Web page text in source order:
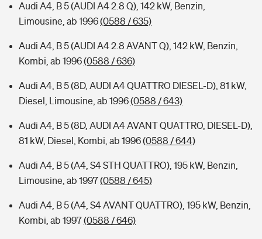
Audi A4, B 5 (AUDI A4 2.8 Q), 142 kW, Benzin,
Limousine, ab 1996(0588 / 635)
Audi A4, B 5 (AUDI A4 2.8 AVANT Q), 142 kW, Benzin,
Kombi, ab 1996(0588 / 636)
Audi A4, B 5 (8D, AUDI A4 QUATTRO DIESEL-D), 81 kW,
Diesel, Limousine, ab 1996(0588 / 643)
Audi A4, B 5 (8D, AUDI A4 AVANT QUATTRO, DIESEL-D),
81 kW, Diesel, Kombi, ab 1996(0588 / 644)
Audi A4, B 5 (A4, S4 STH QUATTRO), 195 kW, Benzin,
Limousine, ab 1997(0588 / 645)
Audi A4, B 5 (A4, S4 AVANT QUATTRO), 195 kW, Benzin,
Kombi, ab 1997(0588 / 646)